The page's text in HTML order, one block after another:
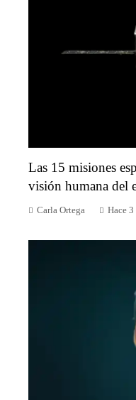
Las 15 misiones
visión humana del
Carla Ortega Hace 3